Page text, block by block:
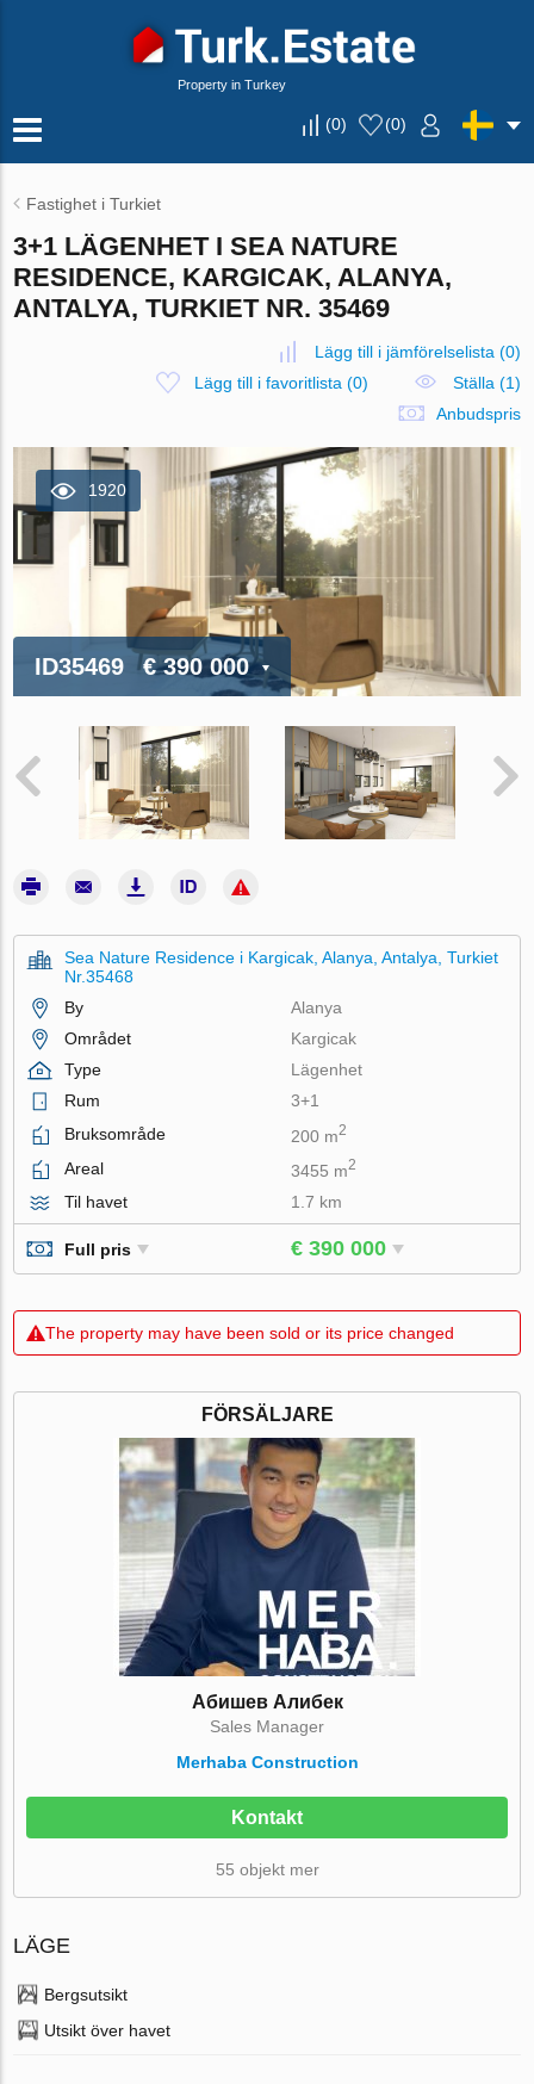
Property in Turkey
(0) (0)
Fastighet i Turkiet
3+1 LÄGENHET I SEA NATURE
RESIDENCE, KARGICAK, ALANYA,
ANTALYA, TURKIET NR. 35469
Lägg till i jämförelselista (0)
Lägg till i favoritlista (0)
Ställa (1)
Anbudspris
1920
ID35469 € 390 000
Sea Nature Residence i Kargicak, Alanya, Antalya, Turkiet
Nr.35468
By
Alanya
Området
Kargicak
Type
Lägenhet
Rum
3+1
Bruksområde
200 m2
Areal 3455 m2
Til havet 1.7 km
Full pris € 390 000
The property may have been sold or its price changed
FÖRSÄLJARE
Абишев Алибек
Sales Manager
Merhaba Construction
Kontakt
55 objekt mer
LÄGE
Bergsutsikt
Utsikt över havet